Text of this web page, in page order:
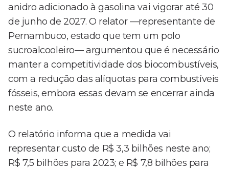
anidro adicionado à gasolina vai vigorar até 30
de junho de 2027. O relator —representante de
Pernambuco, estado que tem um polo
sucroalcooleiro— argumentou que é necessário
manter a competitividade dos biocombustíveis,
com a redução das alíquotas para combustíveis
fósseis, embora essas devam se encerrar ainda
neste ano.
O relatório informa que a medida vai
representar custo de R$ 3,3 bilhões neste ano;
R$ 7,5 bilhões para 2023; e R$ 7,8 bilhões para